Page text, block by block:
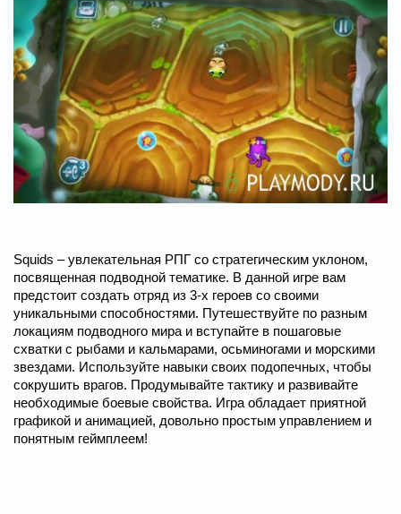
Squids – увлекательная РПГ со стратегическим уклоном,
посвященная подводной тематике. В данной игре вам
предстоит создать отряд из 3-х героев со своими
уникальными способностями. Путешествуйте по разным
локациям подводного мира и вступайте в пошаговые
схватки с рыбами и кальмарами, осьминогами и морскими
звездами. Используйте навыки своих подопечных, чтобы
сокрушить врагов. Продумывайте тактику и развивайте
необходимые боевые свойства. Игра обладает приятной
графикой и анимацией, довольно простым управлением и
понятным геймплеем!